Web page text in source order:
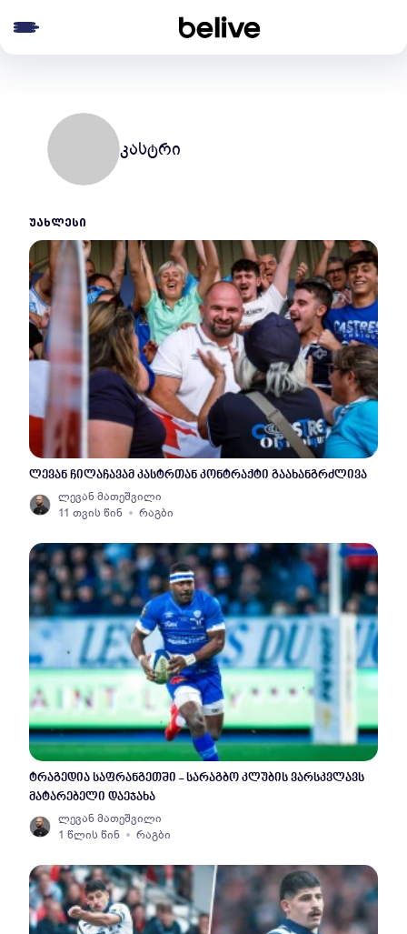
კასტრი
ᲣᲐᲮᲚᲔᲡᲘ
ლევან ჩილაჩავამ კასტრთან კონტრაქტი გაახანგრძლივა
ლევან მათეშვილი
11 თვის წინ
რაგბი
ტრაგედია საფრანგეთში - სარაგბო კლუბის ვარსკვლავს
მატარებელი დაეჯახა
ლევან მათეშვილი
1 წლის წინ
რაგბი